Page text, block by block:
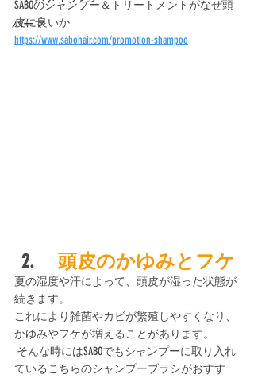
パーマ
SABOのシャンプー＆トリートメントがなぜ頭
皮に良いか
https://www.sabohair.com/promotion-shampoo
2. 頭皮のかゆみとフケ
夏の湿度や汗によって、頭皮が湿った状態が
続きます。
これにより雑菌やカビが繁殖しやすくなり、
かゆみやフケが増えることがあります。
ているこちらのシャンプーブラシがおすす